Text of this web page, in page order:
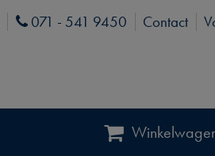
Phone
071 - 541 9450 Contact